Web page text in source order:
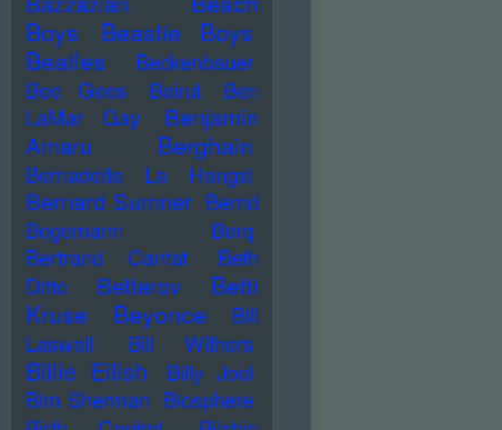
Boys
Beastie Boys
Beatles
Beckenbauer
Bee Gees
Beirut
Ben
LaMar Gay
Benjamin
Amaru
Berghain
Bernadette La Hengst
Bernard Sumner Bernd
Begemann
Berq
Bertrand Cantat
Beth
Ditto
Betterov
Betti
Kruse
Beyonce
Bill
Laswell
Bill Withers
Billie Eilish
Billy Joel
Bim Sherman Biosphere